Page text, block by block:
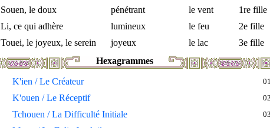
Souen, le doux pénétrant le vent 1re fille
Li, ce qui adhère lumineux le feu 2e fille
Touei, le joyeux, le serein joyeux le lac
3e fille
Hexagrammes
K'ien / Le Créateur 01
K'ouen / Le Réceptif 02
Tchouen / La Difficulté Initiale 03